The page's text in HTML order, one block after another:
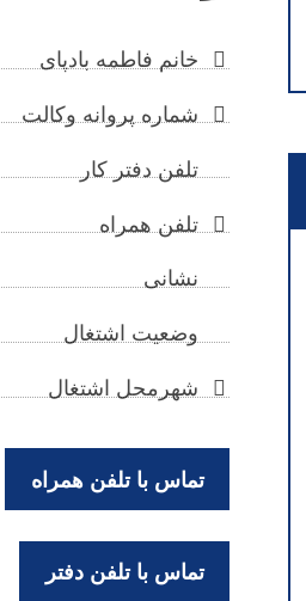
خانم فاطمه بادپای
شماره پروانه وکالت
تلفن دفتر کار
تلفن همراه
نشانی
وضعیت اشتغال
شهرمحل اشتغال
تماس با تلفن همراه
تماس با تلفن دفتر